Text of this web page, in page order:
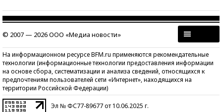
© 2007 — 2026 ООО «Медиа новости»
На информационном ресурсе BFM.ru применяются рекомендательные
технологии (информационные технологии предоставления информации
на основе сбора, систематизации и анализа сведений, относящихся к
предпочтениям пользователей сети «Интернет», находящихся на
территории Российской Федерации)
Эл № ФС77-89677 от 10.06.2025 г.